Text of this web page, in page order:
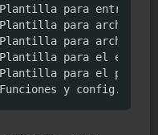
para entradas
para archivos
para archivos
para el
para el pie de
y config. del